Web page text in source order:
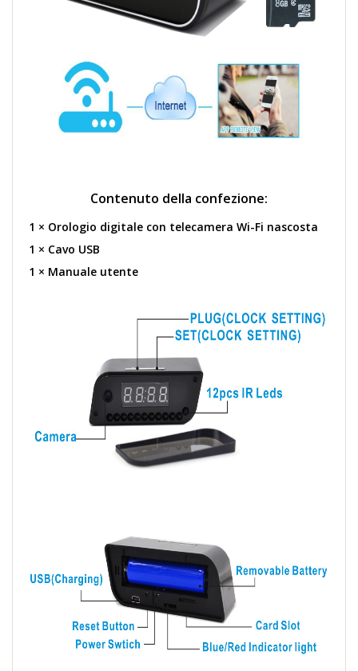
Contenuto della confezione:
1 × Orologio digitale con telecamera Wi-Fi nascosta
1 × Cavo USB
1 × Manuale utente